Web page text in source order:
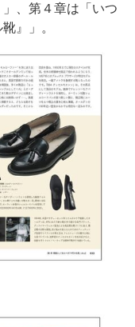
」、第４章は「いつ
』」。